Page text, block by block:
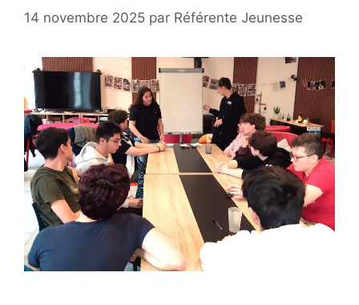
14 novembre 2025 par Référente Jeunesse